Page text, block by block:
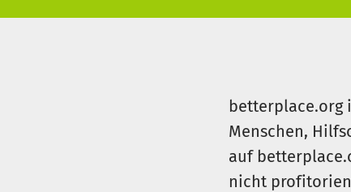
Um auch in Zukunft diese
betterplace.org
Menschen,
auf
nicht